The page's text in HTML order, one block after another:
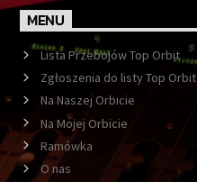
MENU
Lista Przebojów Top Orbit
Zgłoszenia do listy Top Orbit
Na Naszej Orbicie
Na Mojej Orbicie
Ramówka
O nas